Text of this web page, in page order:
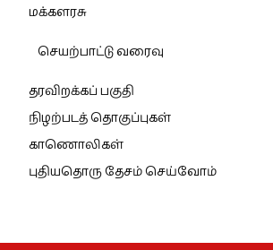
மக்களரசு
செயற்பாட்டு வரைவு
தரவிறக்கப் பகுதி
நிழற்படத் தொகுப்புகள்
காணொலிகள்
புதியதொரு தேசம் செய்வோம்